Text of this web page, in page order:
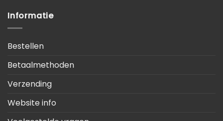
Informatie
Bestellen
Betaalmethoden
Verzending
Website info